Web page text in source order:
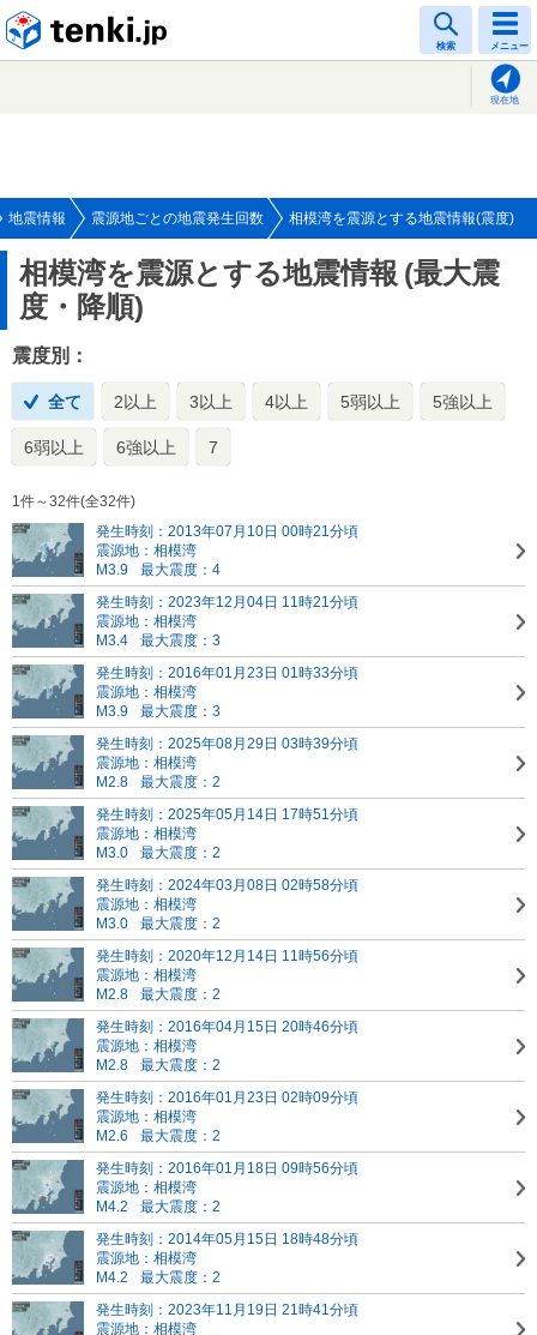
検索 メニュー
現在地
地震情報 震源地ごとの地震発生回数 相模湾を震源とする地震情報(震度)
相模湾を震源とする地震情報 (最大震
度・降順)
震度別：
全て 2以上 3以上 4以上 5弱以上 5強以上
6弱以上 6強以上 7
1件～32件(全32件)
発生時刻：2013年07月10日 00時21分頃
震源地：相模湾
M3.9
最大震度：4
発生時刻：2023年12月04日 11時21分頃
震源地：相模湾
M3.4
最大震度：3
発生時刻：2016年01月23日 01時33分頃
震源地：相模湾
M3.9
最大震度：3
発生時刻：2025年08月29日 03時39分頃
震源地：相模湾
M2.8
最大震度：2
発生時刻：2025年05月14日 17時51分頃
震源地：相模湾
M3.0
最大震度：2
発生時刻：2024年03月08日 02時58分頃
震源地：相模湾
M3.0
最大震度：2
発生時刻：2020年12月14日 11時56分頃
震源地：相模湾
M2.8
最大震度：2
発生時刻：2016年04月15日 20時46分頃
震源地：相模湾
M2.8
最大震度：2
発生時刻：2016年01月23日 02時09分頃
震源地：相模湾
M2.6
最大震度：2
発生時刻：2016年01月18日 09時56分頃
震源地：相模湾
M4.2
最大震度：2
発生時刻：2014年05月15日 18時48分頃
震源地：相模湾
M4.2
最大震度：2
発生時刻：2023年11月19日 21時41分頃
震源地：相模湾